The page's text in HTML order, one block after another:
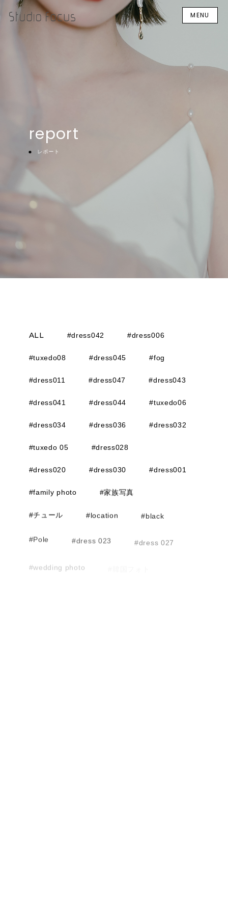
MENU
report
レポート
ALL #dress042 #dress006
#tuxedo08 #dress045 #fog
#dress011 #dress047 #dress043
#dress041 #dress044 #tuxedo06
#dress034 #dress036 #dress032
#tuxedo 05 #dress028
#dress020 #dress030 #dress001
#family photo #家族写真
#チュール #location #black
#Pole #dress 023